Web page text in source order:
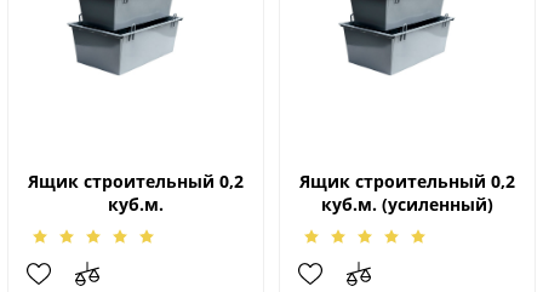
Ящик строительный 0,2
куб.м.
Ящик строительный 0,2
куб.м. (усиленный)